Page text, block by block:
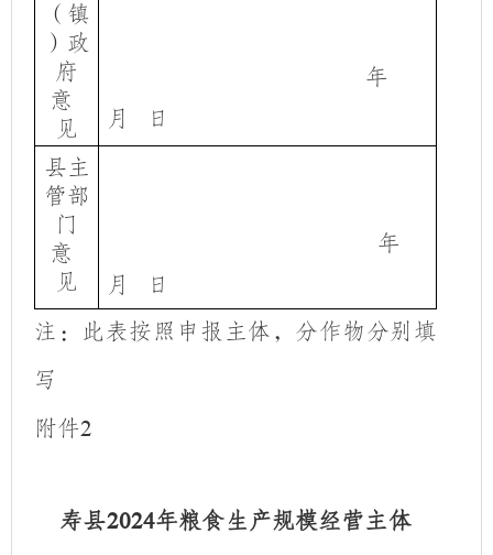
（镇
）政
府
意
见
年
月
日
县主
管部
门
意
见
年
月
日
注：此表按照申报主体，分作物分别填
写
附件2
寿县2024年粮食生产规模经营主体